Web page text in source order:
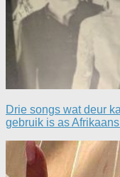
Drie songs wat deur
gebruik is as